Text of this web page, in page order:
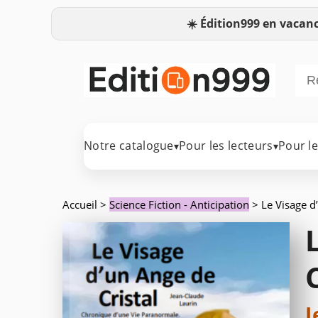
☀️ Édition999 en
Notre catalogue▾Pour les lecteurs▾Pour
Accueil > Science Fiction - Anticipation > Le Visage